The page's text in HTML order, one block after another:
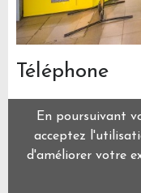
Téléphone
Facebook
Horaires
En poursuivant
acceptez
d'améliorer votre